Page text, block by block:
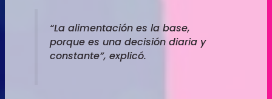
“La alimentación es la base,
porque es una decisión diaria y
constante”, explicó.